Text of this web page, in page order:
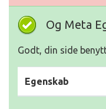
Og Meta
Godt, din side
Egenskab